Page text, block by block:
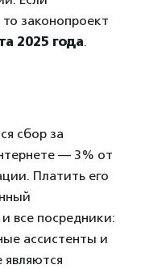
законопроект
2025 года.
сбор за
— 3% от
Платить его
все посредники:
ассистенты и